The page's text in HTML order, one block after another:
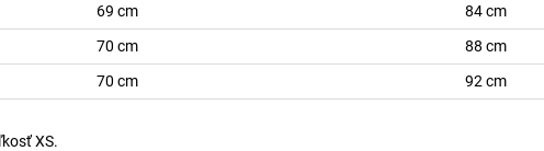
69 cm
84 cm
70 cm
88 cm
70 cm 92 cm
XS.